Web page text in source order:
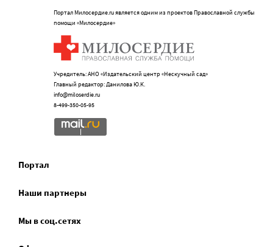
Портал Милосердие.ru является одним из проектов Православной службы
помощи «Милосердие»
Учредитель: АНО «Издательский центр «Нескучный сад»
Главный редактор: Данилова Ю.К.
info@miloserdie.ru
8-499-350-05-95
Портал
Наши партнеры
Мы в соц.сетях